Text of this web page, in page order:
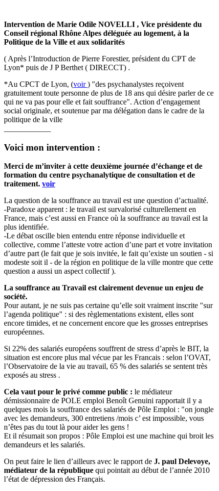
Intervention de Marie Odile NOVELLI , Vice présidente du
Conseil régional Rhône Alpes déléguée au logement, à la
Politique de la Ville et aux solidarités
( Après l’Introduction de Pierre Forestier, président du CPT de
Lyon* puis de J P Berthet ( DIRECCT) .
*Au CPCT de Lyon, (voir) "des psychanalystes reçoivent
gratuitement toute personne de plus de 18 ans qui désire parler de ce
qui ne va pas pour elle et fait souffrance". Action d’engagement
social originale, et soutenue par ma délégation dans le cadre de la
politique de la ville
Voici mon intervention :
Merci de m’inviter à cette deuxième journée d’échange et de
formation du centre psychanalytique de consultation et de
traitement. voir
La question de la souffrance au travail est une question d’actualité.
-Paradoxe apparent : le travail est survalorisé culturellement en
France, mais c’est aussi en France où la souffrance au travail est la
plus identifiée.
-Le débat oscille bien entendu entre réponse individuelle et
collective, comme l’atteste votre action d’une part et votre invitation
d’autre part (le fait que je sois invitée, le fait qu’existe un soutien - si
modeste soit il - de la région en politique de la ville montre que cette
question a aussi un aspect collectif ).
La souffrance au Travail est clairement devenue un enjeu de
société.
Pour autant, je ne suis pas certaine qu’elle soit vraiment inscrite "sur
l’agenda politique" : si des règlementations existent, elles sont
encore timides, et ne concernent encore que les grosses entreprises
européennes.
Si 22% des salariés européens souffrent de stress d’après le BIT, la
situation est encore plus mal vécue par les Francais : selon l’OVAT,
l’Observatoire de la vie au travail, 65 % des salariés se sentent très
exposés au stress .
Cela vaut pour le privé comme public : le médiateur
démissionnaire de POLE emploi Benoît Genuini rapportait il y a
quelques mois la souffrance des salariés de Pôle Emploi : "on jongle
avec les demandeurs, 300 entretiens /mois c’ est impossible, vous
n’êtes pas du tout là pour aider les gens !
Et il résumait son propos : Pôle Emploi est une machine qui broit les
demandeurs et les salariés.
On peut faire le lien d’ailleurs avec le rapport de J. paul Delevoye,
médiateur de la république qui pointait au début de l’année 2010
l’état de dépression des Français.